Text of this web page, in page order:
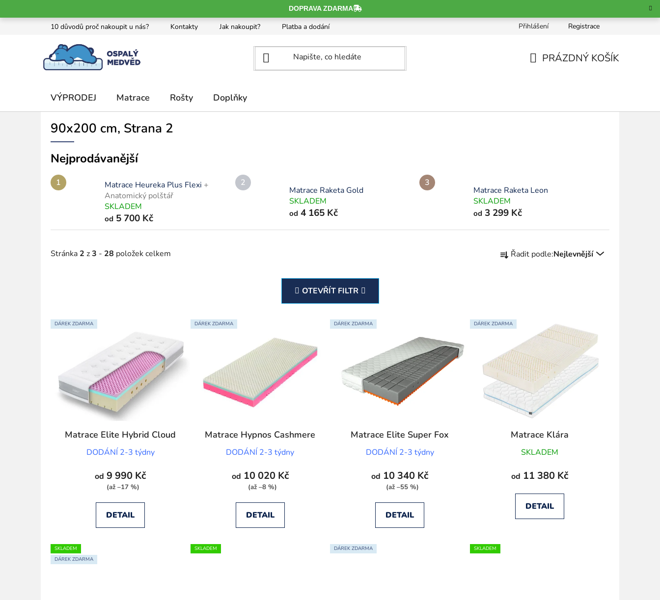
Přejít
10 důvodů proč nakoupit u nás? Kontakty Jak nakoupit? Platba a dodání Přihlášení Registrace
PRÁZDNÝ KOŠÍK
VÝPRODEJ Matrace Rošty Doplňky
90x200 cm, Strana 2
Nejprodávanější
Matrace Heureka Plus Flexi +
Anatomický polštář
SKLADEM
od 5 700 Kč
Matrace Raketa Gold
SKLADEM
od4 165 Kč
Matrace Raketa Leon
SKLADEM
od 3 299 Kč
Stránka 2 z3 - 28 položek celkem
a
p
o
d
u
k
t
ů
Řadit podle:Nejlevnější
OTEVŘÍT FILTR
V
ý
DÁREK ZDARMA
Matrace Elite Hybrid Cloud
DODÁNÍ 2-3 týdny
od 9 990 Kč
(až –17 %)
DETAIL
DÁREK ZDARMA
Matrace Hypnos Cashmere
DODÁNÍ 2-3 týdny
od 10 020 Kč
(až –8 %)
DETAIL
DÁREK ZDARMA
Matrace Elite Super Fox
DODÁNÍ 2-3 týdny
od 10 340 Kč
(až –55 %)
DETAIL
DÁREK ZDARMA
Matrace Klára
SKLADEM
od 11 380 Kč
DETAIL
SKLADEM
DÁREK ZDARMA
SKLADEM DÁREK ZDARMA SKLADEM